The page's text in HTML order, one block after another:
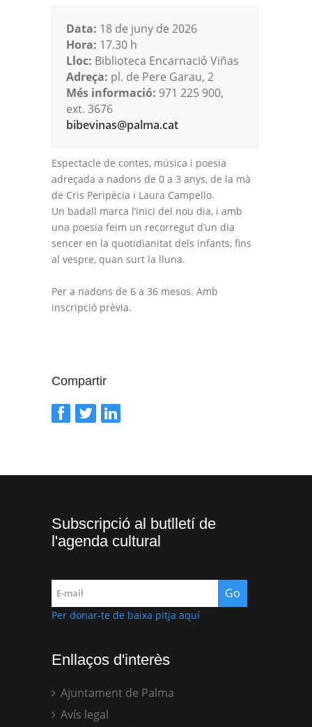
Data: 18 de juny de 2026
Hora: 17.30 h
Lloc: Biblioteca Encarnació Viñas
Adreça: pl. de Pere Garau, 2
Més informació: 971 225 900,
ext. 3676
bibevinas@palma.cat
Espectacle de contes, música i poesia
adreçada a nadons de 0 a 3 anys, de la mà
de Cris Peripècia i Laura Campello.
Un badall marca l’inici del nou dia, i amb
una poesia feim un recorregut d’un dia
sencer en la quotidianitat dels infants, fins
al vespre, quan surt la lluna.
Per a nadons de 6 a 36 mesos. Amb
inscripció prèvia.
Compartir
Subscripció al butlletí de
l'agenda cultural
Per donar-te de baixa pitja aquí
Enllaços d'interès
Ajuntament de Palma
Avís legal